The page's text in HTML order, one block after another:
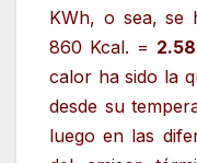
KWh, o sea, se
860 Kcal. =
calor ha sido la
desde su
luego en las